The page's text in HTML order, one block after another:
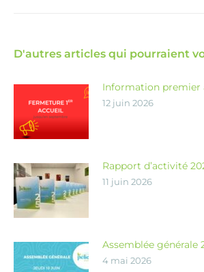
D'autres articles qui pourraient
Information premier
12 juin 2026
Rapport d’activité
11 juin 2026
Assemblée générale
4 mai 2026